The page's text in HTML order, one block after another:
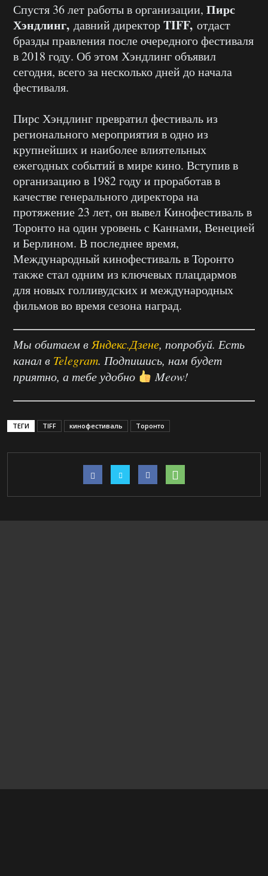
Спустя 36 лет работы в организации, Пирс
Хэндлинг, давний директорTIFF, отдаст
бразды правления после очередного фестиваля
в 2018 году. Об этом Хэндлинг объявил
сегодня, всего за несколько дней до начала
фестиваля.
Пирс Хэндлинг превратил фестиваль из
регионального мероприятия в одно из
крупнейших и наиболее влиятельных
ежегодных событий в мире кино. Вступив в
организацию в 1982 году и проработав в
качестве генерального директора на
протяжение 23 лет, он вывел Кинофестиваль в
Торонто на один уровень с Каннами, Венецией
и Берлином. В последнее время,
Международный кинофестиваль в Торонто
также стал одним из ключевых плацдармов
для новых голливудских и международных
фильмов во время сезона наград.
Мы обитаем вЯндекс.Дзене, попробуй. Есть
канал в Telegram. Подпишись, нам будет
приятно, а тебе удобно
Meow!
ТЕГИ TIFF кинофестиваль Торонто